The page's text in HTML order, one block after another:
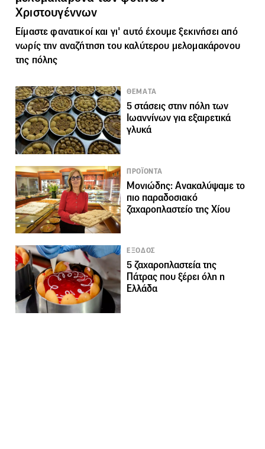
Χριστουγέννων
Είμαστε φανατικοί και γι' αυτό έχουμε ξεκινήσει από
νωρίς την αναζήτηση του καλύτερου μελομακάρονου
της πόλης
ΘΕΜΑΤΑ
5 στάσεις στην πόλη των
Ιωαννίνων για εξαιρετικά
γλυκά
ΠΡΟΪΟΝΤΑ
Μονιώδης: Ανακαλύψαμε το
πιο παραδοσιακό
ζαχαροπλαστείο της Χίου
ΕΞΟΔΟΣ
5 ζαχαροπλαστεία της
Πάτρας που ξέρει όλη η
Ελλάδα